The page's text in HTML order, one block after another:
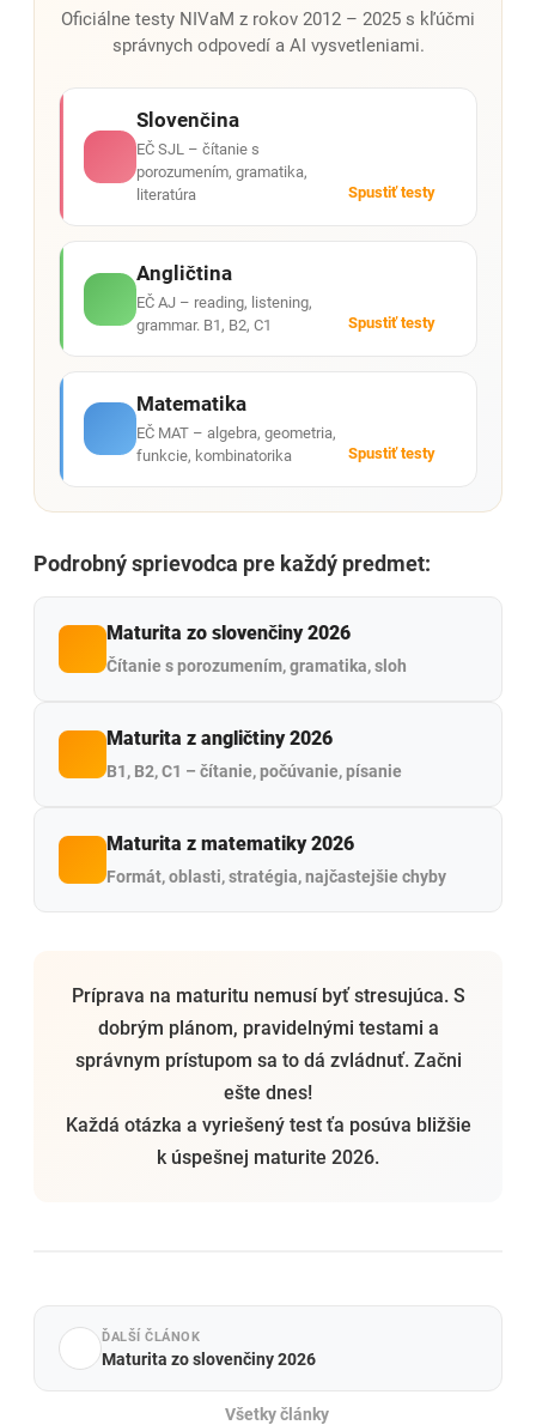
Oficiálne testy NIVaM z rokov 2012 – 2025 s kľúčmi
správnych odpovedí a AI vysvetleniami.
Slovenčina
EČ SJL – čítanie s
porozumením, gramatika,
literatúra
Spustiť testy
Angličtina
EČ AJ – reading, listening,
grammar. B1, B2, C1
Spustiť testy
Matematika
EČ MAT – algebra, geometria,
funkcie, kombinatorika
Spustiť testy
Podrobný sprievodca pre každý predmet:
Maturita zo slovenčiny 2026
Čítanie s porozumením, gramatika, sloh
Maturita z angličtiny 2026
B1, B2, C1 – čítanie, počúvanie, písanie
Maturita z matematiky 2026
Formát, oblasti, stratégia, najčastejšie chyby
Príprava na maturitu nemusí byť stresujúca. S
dobrým plánom, pravidelnými testami a
správnym prístupom sa to dá zvládnuť. Začni
ešte dnes!
Každá otázka a vyriešený test ťa posúva bližšie
k úspešnej maturite 2026.
ĎALŠÍ ČLÁNOK
Maturita zo slovenčiny 2026
Všetky články